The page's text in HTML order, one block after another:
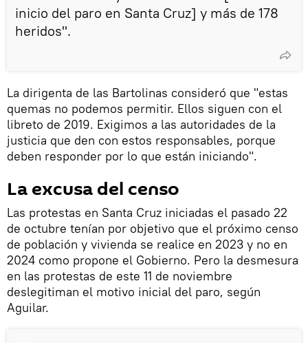
inicio del paro en Santa Cruz] y más de 178
heridos".
La dirigenta de las Bartolinas consideró que "estas
quemas no podemos permitir. Ellos siguen con el
libreto de 2019. Exigimos a las autoridades de la
justicia que den con estos responsables, porque
deben responder por lo que están iniciando".
La excusa del censo
Las protestas en Santa Cruz iniciadas el pasado 22
de octubre tenían por objetivo que el próximo censo
de población y vivienda se realice en 2023 y no en
2024 como propone el Gobierno. Pero la desmesura
en las protestas de este 11 de noviembre
deslegitiman el motivo inicial del paro, según
Aguilar.